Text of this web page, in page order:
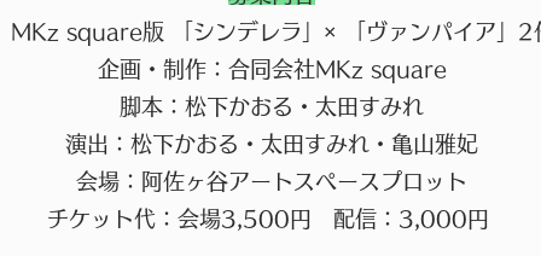
square版 「シンデレラ」× 「ヴァンパイア」2
企画・制作：合同会社MKz square
脚本：松下かおる・太田すみれ
演出：松下かおる・太田すみれ・亀山雅妃
会場：阿佐ヶ谷アートスペースプロット
チケット代：会場3,500円 配信：3,000円